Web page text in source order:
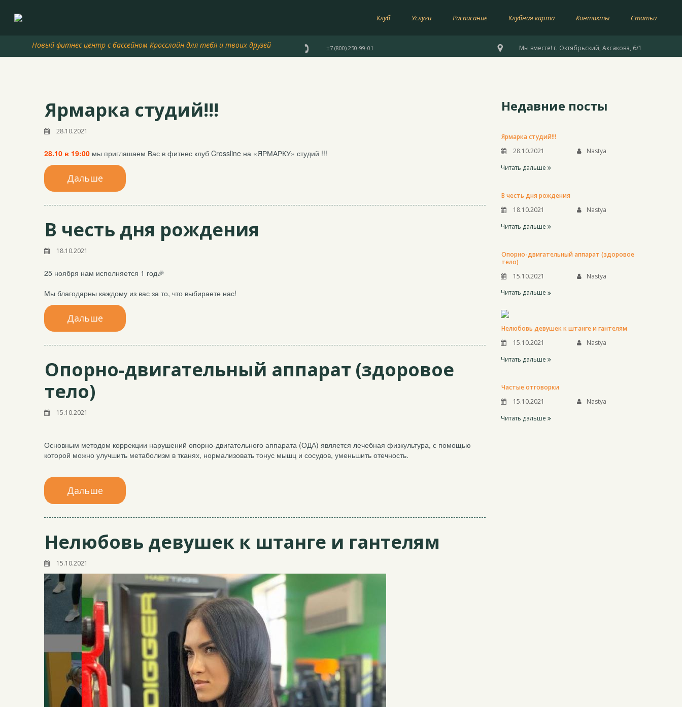
Клуб Услуги Расписание Клубная карта Контакты Статьи
Новый фитнес центр с бассейном Кросслайн для тебя и твоих друзей  +7 (800) 250-99-01  Мы вместе! г. Октябрьский, Аксакова, 6/1
Ярмарка студий!!!
28.10.2021
28.10 в 19:00 мы приглашаем Вас в фитнес клуб Crossline на «ЯРМАРКУ» студий !!!
Дальше
В честь дня рождения
18.10.2021
25 ноября нам исполняется 1 год🎉
Мы благодарны каждому из вас за то, что выбираете нас!
Дальше
Опорно-двигательный аппарат (здоровое
тело)
15.10.2021
Основным методом коррекции нарушений опорно-двигательного аппарата (ОДА) является лечебная физкультура, с помощью
которой можно улучшить метаболизм в тканях, нормализовать тонус мышц и сосудов, уменьшить отечность.
Дальше
Нелюбовь девушек к штанге и гантелям
15.10.2021
Недавние посты
Ярмарка студий!!!
28.10.2021
Nastya
Читать дальше
В честь дня рождения
18.10.2021
Nastya
Читать дальше
Опорно-двигательный аппарат (здоровое
тело)
15.10.2021
Nastya
Читать дальше
Нелюбовь девушек к штанге и гантелям
15.10.2021
Nastya
Читать дальше
Частые отговорки
15.10.2021
Nastya
Читать дальше